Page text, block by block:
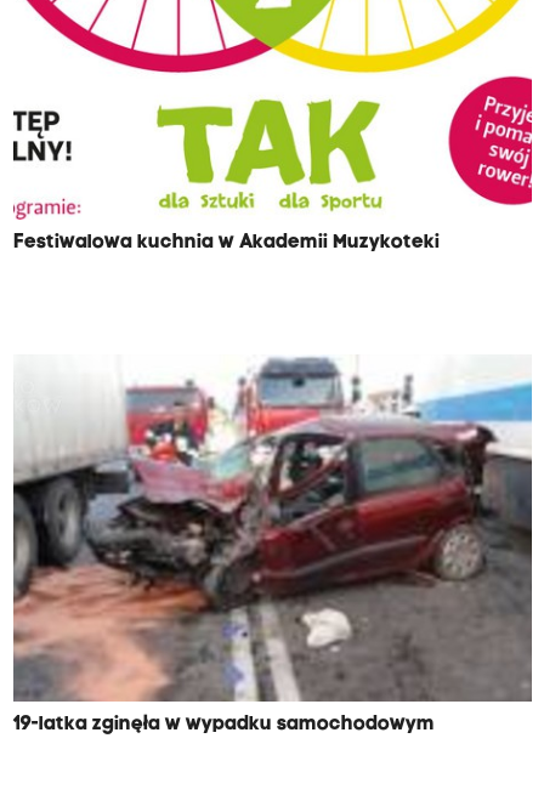
Festiwalowa kuchnia w Akademii Muzykoteki
19-latka zginęła w wypadku samochodowym